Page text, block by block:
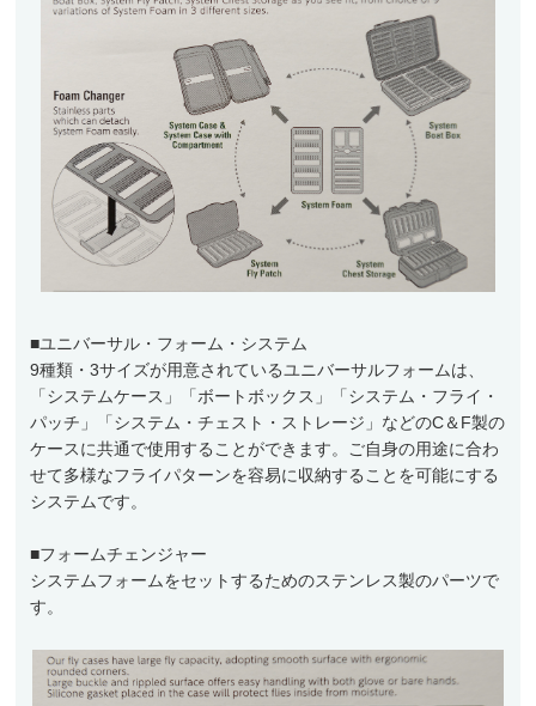
交換用ネット
ウェーディングギア
ウェーダー
ウェーディングシューズ
ウェア・アクセサリー
ヘッドギア
アウター・ベスト
フライ・ルアーケース
アウトレット
ケース
フライライン
フライマテリアル
ギア・アクセサリー
■ユニバーサル・フォーム・システム
9種類・3サイズが用意されているユニバーサルフォームは、
「システムケース」「ボートボックス」「システム・フライ・
パッチ」「システム・チェスト・ストレージ」などのC＆F製の
ケースに共通で使用することができます。ご自身の用途に合わ
せて多様なフライパターンを容易に収納することを可能にする
システムです。
■フォームチェンジャー
システムフォームをセットするためのステンレス製のパーツで
す。